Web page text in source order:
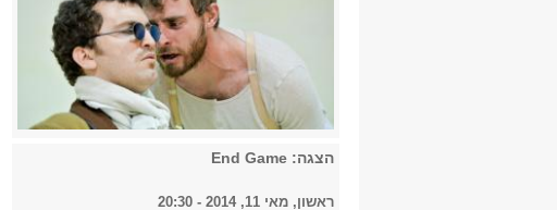
הצגה: End Game
ראשון, מאי 11, 2014 - 20:30